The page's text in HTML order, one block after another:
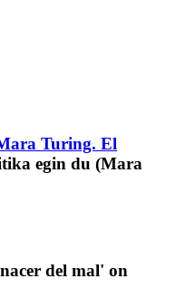
Turing. El
egin du (Mara
del mal' on